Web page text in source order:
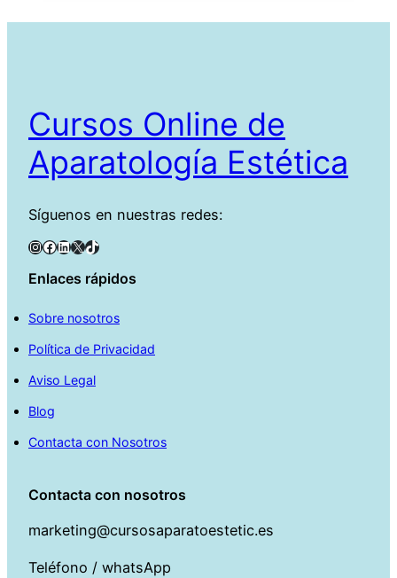
Cursos Online de
Aparatología Estética
Síguenos en nuestras redes:
InstagramFacebook LinkedIn X TikTok
Enlaces rápidos
Sobre nosotros
Política de Privacidad
Aviso Legal
Blog
Contacta con Nosotros
Contacta con nosotros
marketing@cursosaparatoestetic.es
Teléfono / whatsApp